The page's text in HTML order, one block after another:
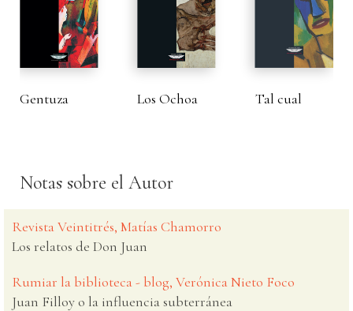
Gentuza Los Ochoa Tal cual
Notas sobre el Autor
Revista Veintitrés, Matías Chamorro
Los relatos de Don Juan
Rumiar la biblioteca - blog, Verónica Nieto Foco
Juan Filloy o la influencia subterránea